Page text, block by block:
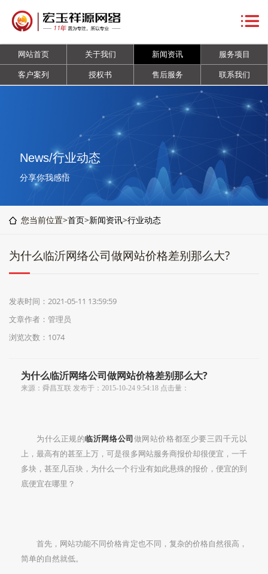
站
首
关
于
新
列
书
后
联
网站首页 关于我们 新闻资讯
服务项目
客户案列
授权书 售后服务 联系我们
News/行业动态
分享你我感悟
您当前位置>首页>新闻资讯>行业动态
为什么临沂网络公司做网站价格差别那么大?
发表时间：2021-05-11 13:59:59
文章作者：管理员
浏览次数：1074
为什么临沂网络公司做网站价格差别那么大?
来源：舜昌互联 发布于：2015-10-24 9:54:18 点击量：
为什么正规的临沂网络公司做网站价格都至少要三四千元以
上，最高有的甚至上万，可是很多网站服务商报价却很便宜，一千
多块，甚至几百块，为什么一个行业有如此悬殊的报价，便宜的到
底便宜在哪里？
首先，网站功能不同价格肯定也不同，复杂的价格自然很高，
简单的自然就低。